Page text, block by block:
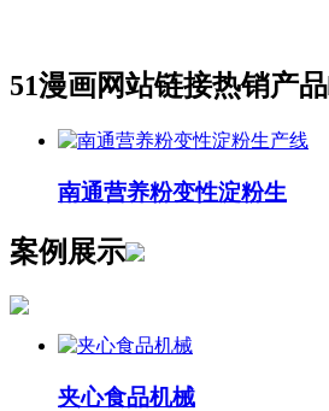
51漫画网站链接热销产品
南通营养粉变性淀粉生
案例展示
夹心食品机械